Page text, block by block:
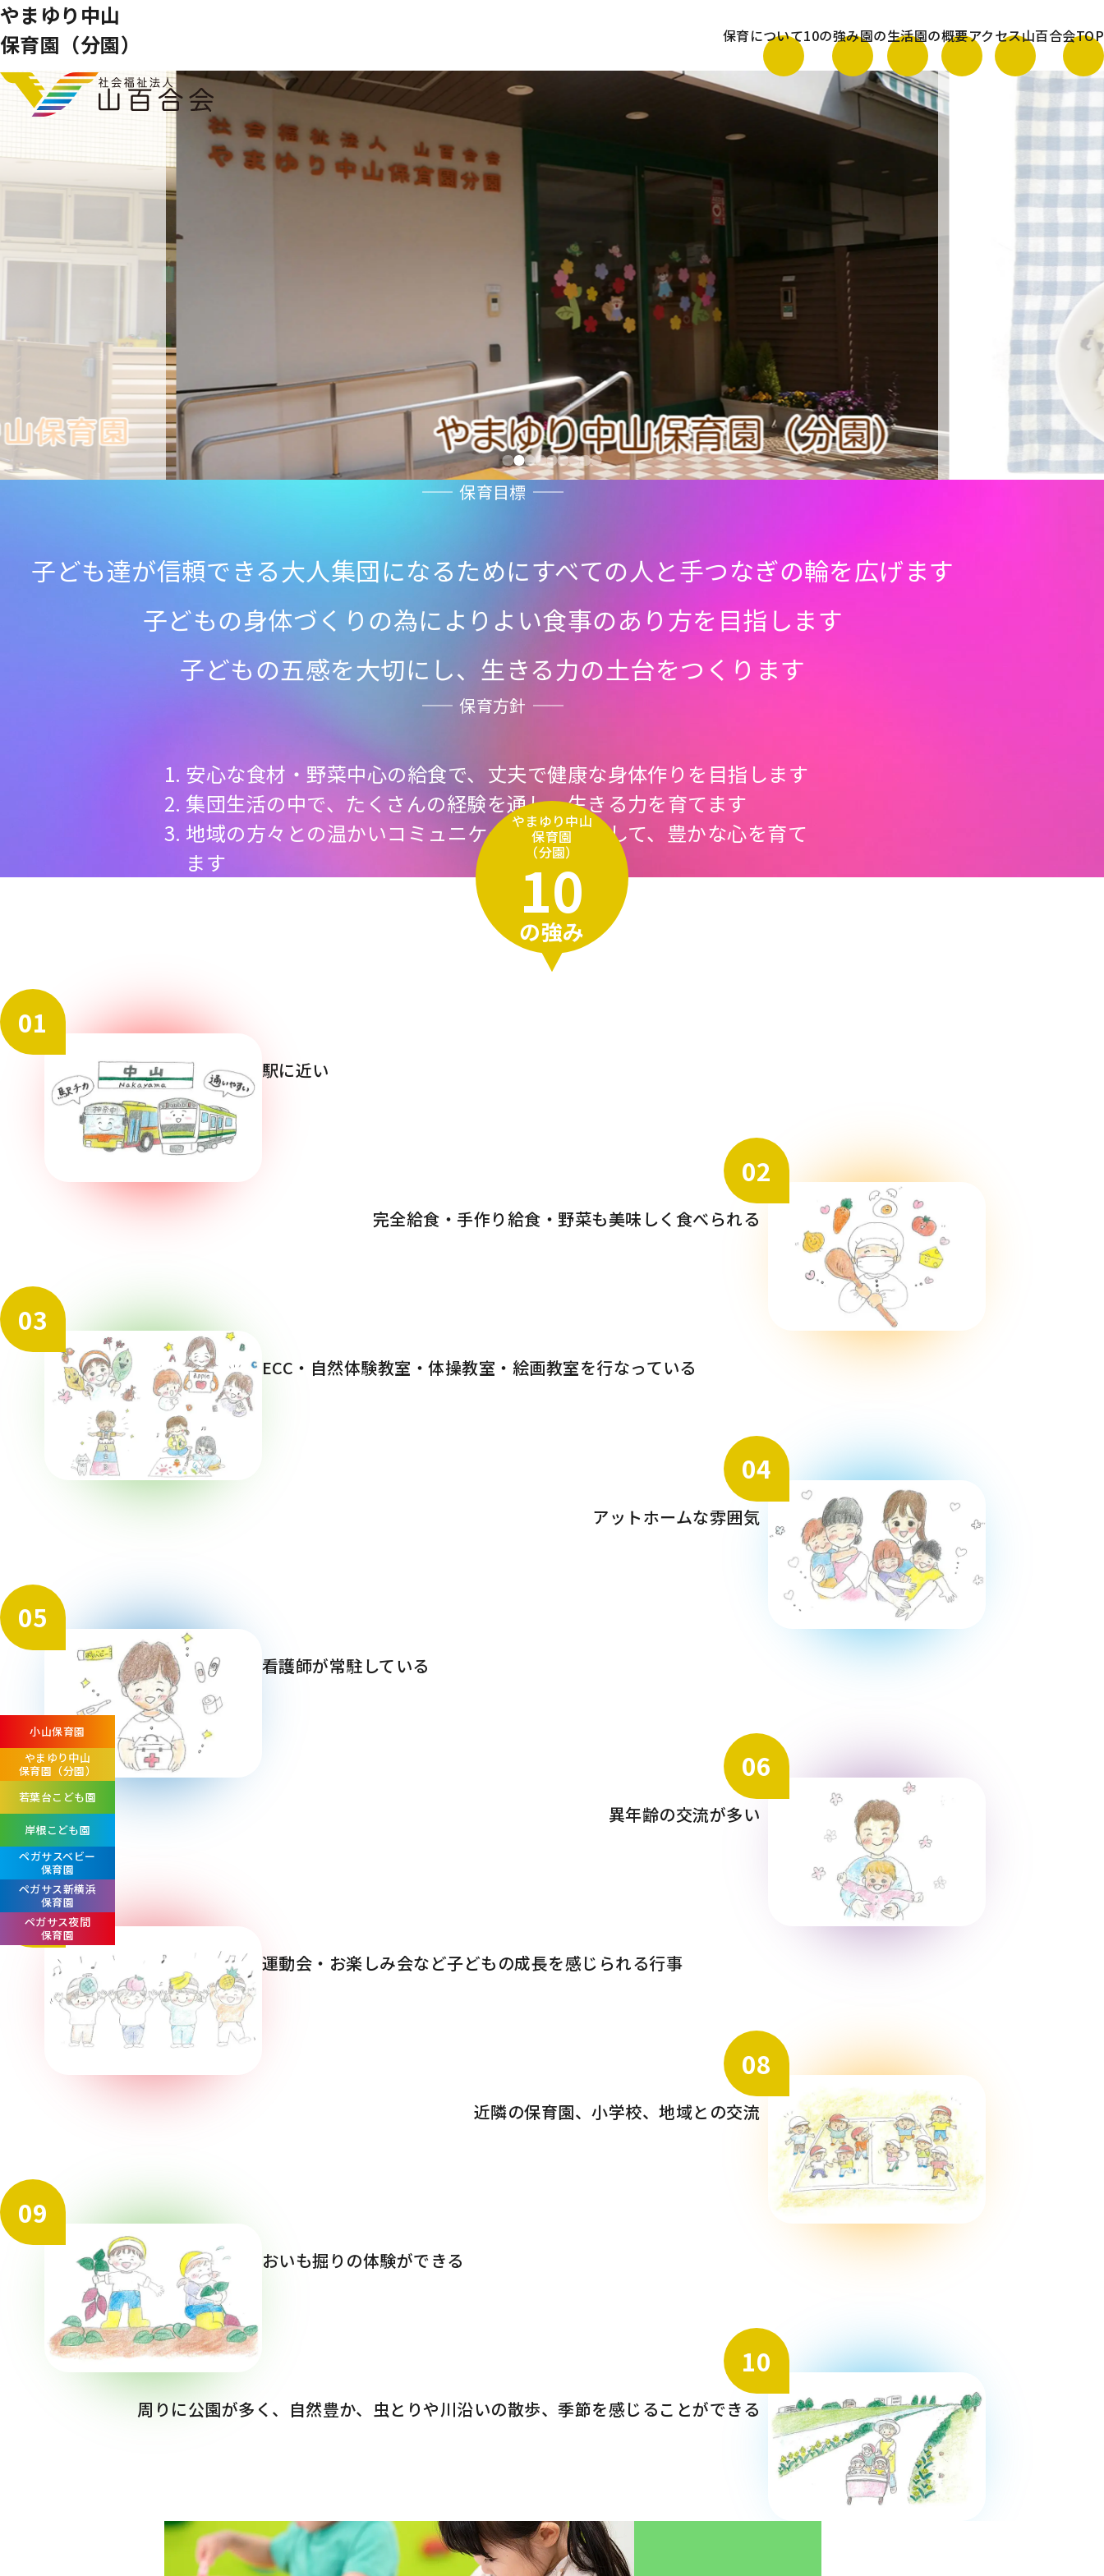
やまゆり中山
保育園 （分園） 保育について10の強み園の生活園の概要アクセス山百合会TOP
保育目標
子ども達が信頼できる大人集団になるためにすべての人と手つなぎの輪を広げます
子どもの身体づくりの為によりよい食事のあり方を目指します
子どもの五感を大切にし、 生きる力の土台をつくります
保育方針
1. 安心な食材・野菜中心の給食で、丈夫で健康な身体作りを目指します
2. 集団生活の中で、たくさんの経験を通し、生きる力を育てます
3. 地域の方々との温かいコミュニケーションを通して、豊かな心を育て
ます
やまゆり中山
保育園
（分園）
10
の強み
01
駅に近い
02
完全給食・手作り給食・野菜も美味しく食べられる
03
ECC・自然体験教室・体操教室・絵画教室を行なっている
04
アットホームな雰囲気
05
看護師が常駐している
06
異年齢の交流が多い
07
運動会・お楽しみ会など子どもの成長を感じられる行事
08
近隣の保育園、小学校、地域との交流
09
おいも掘りの体験ができる
10
周りに公園が多く、自然豊か、虫とりや川沿いの散歩、季節を感じることができる
小山保育園
やまゆり中山
保育園 （分園）
若葉台こども園
岸根こども園
ペガサスベビー
保育園
ペガサス新横浜
保育園
ペガサス夜間
保育園